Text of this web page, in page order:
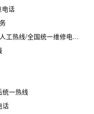
话
线/全国统一维修电话是多少
统一热线
话